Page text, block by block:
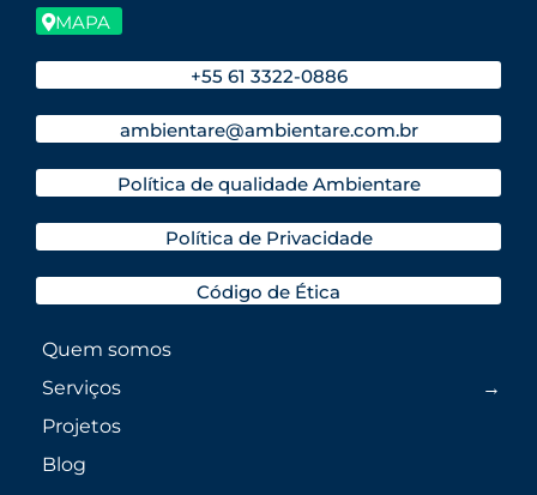
MAPA
+55 61 3322-0886
ambientare@ambientare.com.br
Política de qualidade Ambientare
Política de Privacidade
Código de Ética
Quem somos
Serviços
Projetos
Blog